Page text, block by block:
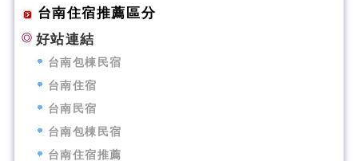
台南住宿推薦區分
好站連結
台南包棟民宿
台南住宿
台南民宿
台南包棟民宿
台南住宿推薦